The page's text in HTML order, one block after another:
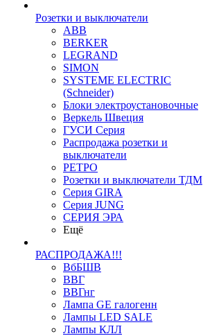
Розетки и выключатели
ABB
BERKER
LEGRAND
SIMON
SYSTEME ELECTRIC
(Schneider)
Блоки электроустановочные
Веркель Швеция
ГУСИ Серия
Распродажа розетки и
выключатели
РЕТРО
Розетки и выключатели ТДМ
Серия GIRA
Серия JUNG
СЕРИЯ ЭРА
Ещё
РАСПРОДАЖА!!!
ВбБШВ
ВВГ
ВВГнг
Лампа GE галогенн
Лампы LED SALE
Лампы КЛЛ